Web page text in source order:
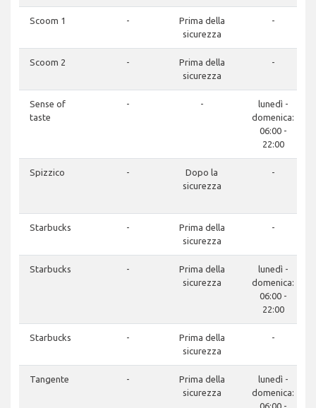
Scoom 1 -
Prima della
sicurezza
-
Scoom 2 -
Prima della
sicurezza
-
Sense of
taste
- -
lunedì -
domenica:
06:00 -
22:00
Spizzico -
Dopo la
sicurezza
-
Starbucks -
Prima della
sicurezza
-
Starbucks -
Prima della
sicurezza
lunedì -
domenica:
06:00 -
22:00
Starbucks -
Prima della
sicurezza
-
Tangente -
Prima della
sicurezza
lunedì -
domenica: